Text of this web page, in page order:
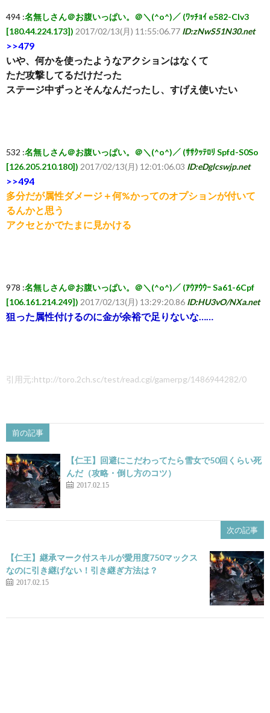
494 :名無しさん＠お腹いっぱい。＠＼(^o^)／ (ﾜｯﾁｮｲ e582-CIv3
[180.44.224.173]) 2017/02/13(月) 11:55:06.77 ID:zNwS51N30.net
>>479
いや、何かを使ったようなアクションはなくて
ただ攻撃してるだけだった
ステージ中ずっとそんなんだったし、すげえ使いたい
532 :名無しさん＠お腹いっぱい。＠＼(^o^)／ (ｻｻｸｯﾃﾛﾘ Spfd-S0So
[126.205.210.180]) 2017/02/13(月) 12:01:06.03 ID:eDglcswjp.net
>>494
多分だが属性ダメージ＋何%かってのオプションが付いて
るんかと思う
アクセとかでたまに見かける
978 :名無しさん＠お腹いっぱい。＠＼(^o^)／ (ｱｳｱｳｳｰ Sa61-6Cpf
[106.161.214.249]) 2017/02/13(月) 13:29:20.86 ID:HU3vO/NXa.net
狙った属性付けるのに金が余裕で足りないな……
引用元:http://toro.2ch.sc/test/read.cgi/gamerpg/1486944282/0
前の記事
【仁王】回避にこだわってたら雪女で50回くらい死
んだ（攻略・倒し方のコツ）
2017.02.15
次の記事
【仁王】継承マーク付スキルが愛用度750マックス
なのに引き継げない！引き継ぎ方法は？
2017.02.15